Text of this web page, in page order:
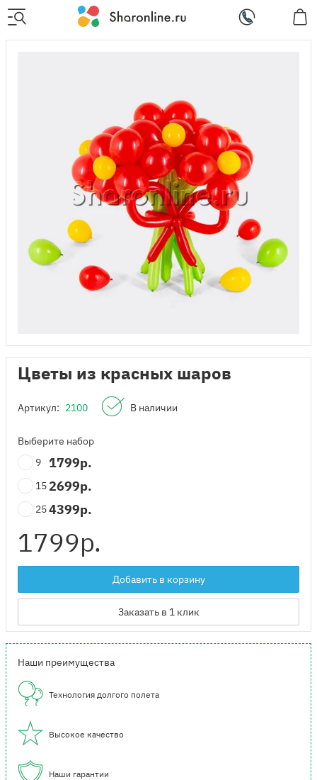
Цветы из красных шаров
Артикул: 2100 В наличии
Выберите набор
9
1799р.
15 2699р.
254399р.
1799р.
Добавить в корзину
Заказать в 1 клик
Наши преимущества
Технология долгого полета
Высокое качество
Наши гарантии